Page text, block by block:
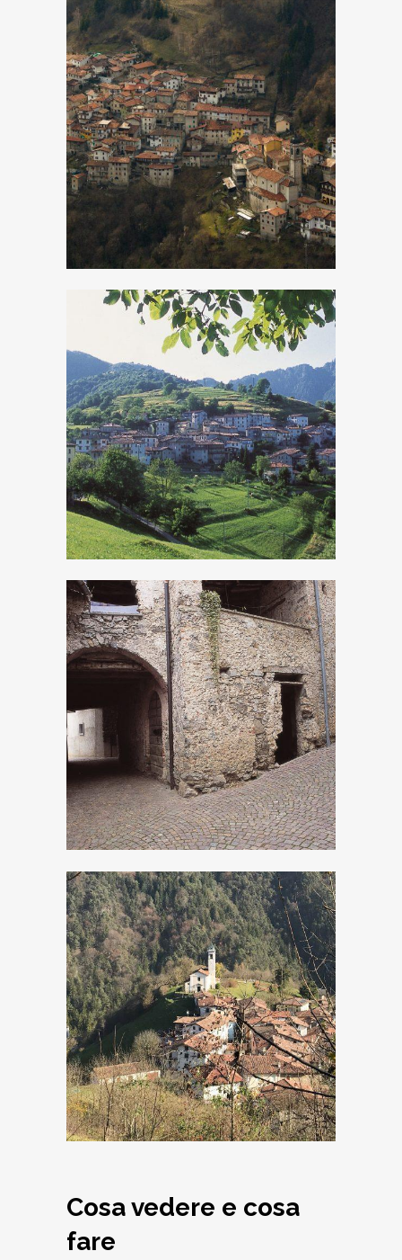
Magasa
Moerna
Persone
Turano
Cosa vedere e cosa
fare